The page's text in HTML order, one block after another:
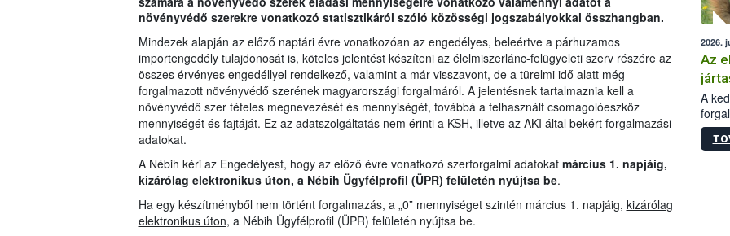
növényvédő szerekre vonatkozó statisztikáról szóló közösségi jogszabályokkal összhangban.
Mindezek alapján az előző naptári évre vonatkozóan az engedélyes, beleértve a párhuzamos
importengedély tulajdonosát is, köteles jelentést készíteni az élelmiszerlánc-felügyeleti szerv részére az
összes érvényes engedéllyel rendelkező, valamint a már visszavont, de a türelmi idő alatt még
forgalmazott növényvédő szerének magyarországi forgalmáról. A jelentésnek tartalmaznia kell a
növényvédő szer tételes megnevezését és mennyiségét, továbbá a felhasznált csomagolóeszköz
mennyiségét és fajtáját. Ez az adatszolgáltatás nem érinti a KSH, illetve az AKI által bekért forgalmazási
adatokat.
A Nébih kéri az Engedélyest, hogy az előző évre vonatkozó szerforgalmi adatokat március 1. napjáig,
kizárólag elektronikus úton, a Nébih Ügyfélprofil (ÜPR) felületén nyújtsa be.
Ha egy készítményből nem történt forgalmazás, a „0” mennyiséget szintén március 1. napjáig, kizárólag
elektronikus úton, a Nébih Ügyfélprofil (ÜPR) felületén nyújtsa be.
2026.
Az
A